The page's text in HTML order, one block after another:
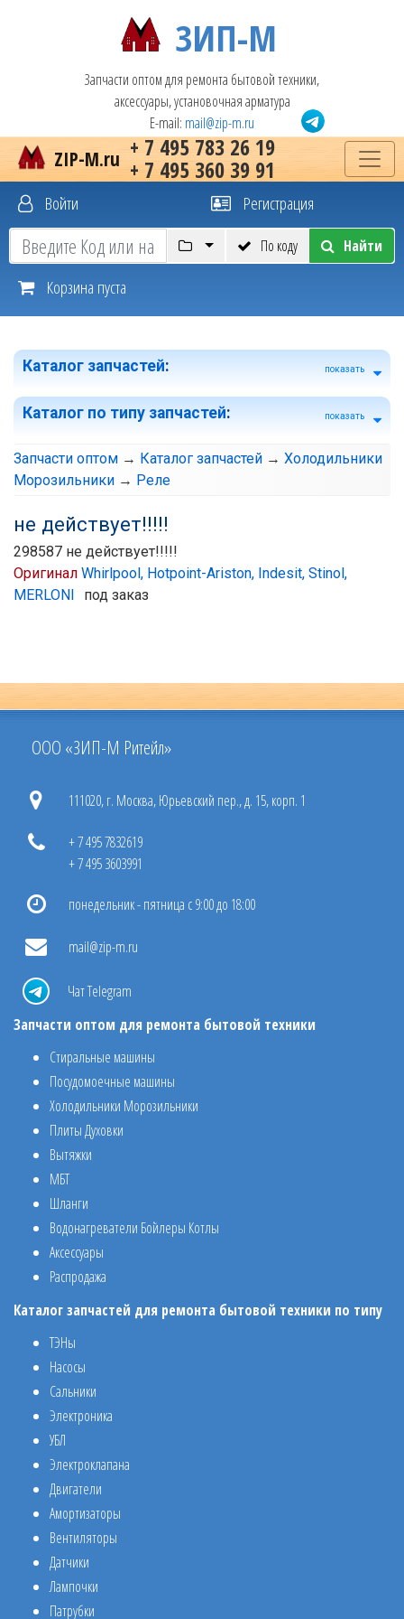
ЗИП-М
Запчасти оптом для ремонта бытовой техники,
аксессуары, установочная арматура
E-mail: mail@zip-m.ru
+ 7 495 783 26 19
+ 7 495 360 39 91
ZIP-M.ru
Войти Регистрация
По коду Найти
Корзина пуста
Каталог запчастей: показать
Каталог по типу запчастей: показать
Запчасти оптом → Каталог запчастей → Холодильники
Морозильники → Реле
не действует!!!!!
298587 не действует!!!!!
Оригинал Whirlpool, Hotpoint-Ariston, Indesit, Stinol,
MERLONI
под заказ
ООО «ЗИП-М Ритейл»
111020, г. Москва, Юрьевский пер., д. 15, корп. 1
+ 7 495 7832619
+ 7 495 3603991
понедельник - пятница с 9:00 до 18:00
mail@zip-m.ru
Чат Telegram
Запчасти оптом для ремонта бытовой техники
Стиральные машины
Посудомоечные машины
Холодильники Морозильники
Плиты Духовки
Вытяжки
МБТ
Шланги
Водонагреватели Бойлеры Котлы
Аксессуары
Распродажа
Каталог запчастей для ремонта бытовой техники по типу
ТЭНы
Насосы
Сальники
Электроника
УБЛ
Электроклапана
Двигатели
Амортизаторы
Вентиляторы
Датчики
Лампочки
Патрубки